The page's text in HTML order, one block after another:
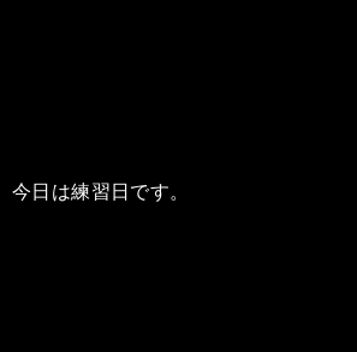
今日は練習日です。